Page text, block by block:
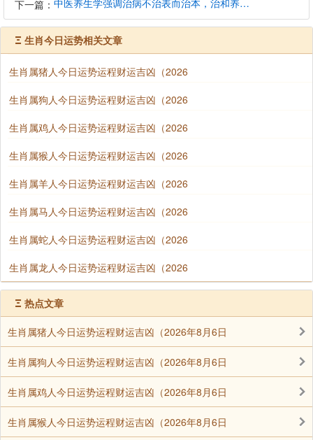
下一篇： 中医养生学强调治病不治表而治本，治和养兼顾是有必要的
Ξ 生肖今日运势相关文章
生肖属猪人今日运势运程财运吉凶（2026
生肖属狗人今日运势运程财运吉凶（2026
生肖属鸡人今日运势运程财运吉凶（2026
生肖属猴人今日运势运程财运吉凶（2026
生肖属羊人今日运势运程财运吉凶（2026
生肖属马人今日运势运程财运吉凶（2026
生肖属蛇人今日运势运程财运吉凶（2026
生肖属龙人今日运势运程财运吉凶（2026
Ξ 热点文章
生肖属猪人今日运势运程财运吉凶（2026年8月6日
生肖属狗人今日运势运程财运吉凶（2026年8月6日
生肖属鸡人今日运势运程财运吉凶（2026年8月6日
生肖属猴人今日运势运程财运吉凶（2026年8月6日